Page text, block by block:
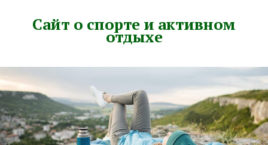
Сайт о спорте и активном
отдыхе